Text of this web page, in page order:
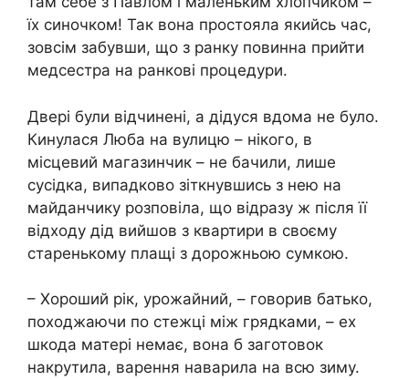
їх синочком! Так вона простояла якийсь час,
зовсім забувши, що з ранку повинна прийти
медсестра на ранкові процедури.
Двері були відчинені, а дідуся вдома не було.
Кинулася Люба на вулицю – нікого, в
місцевий магазинчик – не бачили, лише
сусідка, випадково зіткнувшись з нею на
майданчику розповіла, що відразу ж після її
відходу дід вийшов з квартири в своєму
старенькому плащі з дорожньою сумкою.
– Хороший рік, урожайний, – говорив батько,
походжаючи по стежці між грядками, – ех
шкода матері немає, вона б заготовок
накрутила, варення наварила на всю зиму.